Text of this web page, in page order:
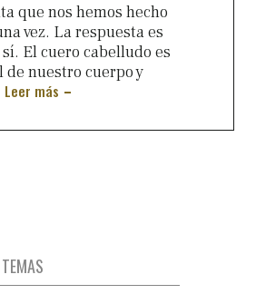
que nos hemos hecho
vez. La respuesta es
El cuero cabelludo es
de nuestro cuerpo y
Leer más